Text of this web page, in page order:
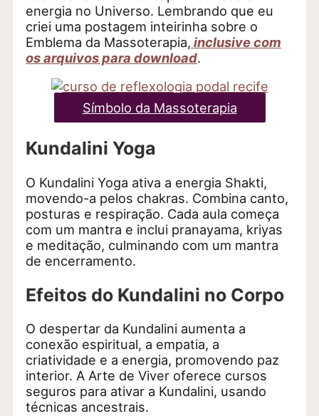
energia no Universo. Lembrando que eu
criei uma postagem inteirinha sobre o
Emblema da Massoterapia, inclusive com
os arquivos para download.
Símbolo da Massoterapia
Kundalini Yoga
O Kundalini Yoga ativa a energia Shakti,
movendo-a pelos chakras. Combina canto,
posturas e respiração. Cada aula começa
com um mantra e inclui pranayama, kriyas
e meditação, culminando com um mantra
de encerramento.
Efeitos do Kundalini no Corpo
O despertar da Kundalini aumenta a
conexão espiritual, a empatia, a
criatividade e a energia, promovendo paz
interior. A Arte de Viver oferece cursos
seguros para ativar a Kundalini, usando
técnicas ancestrais.